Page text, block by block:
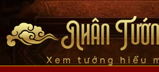
Nhân
Xem tướng hiểu